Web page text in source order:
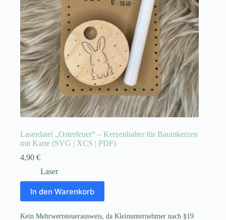
Laserdatei „Osterfeuer“ – Kerzenhalter für Baumkerzen
mit Karte (SVG | XCS | PDF)
4,90 €
Laser
In den Warenkorb
Kein Mehrwertsteuerausweis, da Kleinunternehmer nach §19